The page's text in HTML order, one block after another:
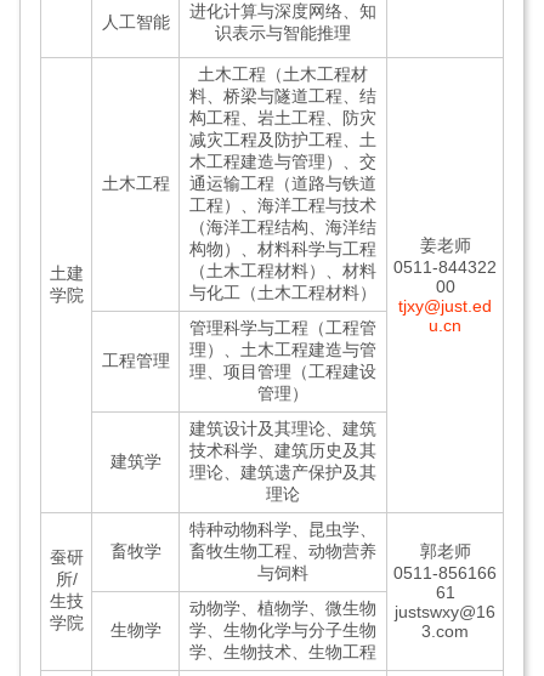
人工智能
进化计算与深度网络、知
识表示与智能推理
土建
学院
土木工程
土木工程（土木工程材
料、桥梁与隧道工程、结
构工程、岩土工程、防灾
减灾工程及防护工程、土
木工程建造与管理）、交
通运输工程（道路与铁道
工程）、海洋工程与技术
（海洋工程结构、海洋结
构物）、材料科学与工程
（土木工程材料）、材料
与化工（土木工程材料）
姜老师
0511-844322
00
tjxy@just.ed
u.cn
工程管理
管理科学与工程（工程管
理）、土木工程建造与管
理、项目管理（工程建设
管理）
建筑学
建筑设计及其理论、建筑
技术科学、建筑历史及其
理论、建筑遗产保护及其
理论
蚕研
所/
生技
学院
畜牧学
特种动物科学、昆虫学、
畜牧生物工程、动物营养
与饲料
郭老师
0511-856166
61
justswxy@16
3.com
生物学
动物学、植物学、微生物
学、生物化学与分子生物
学、生物技术、生物工程